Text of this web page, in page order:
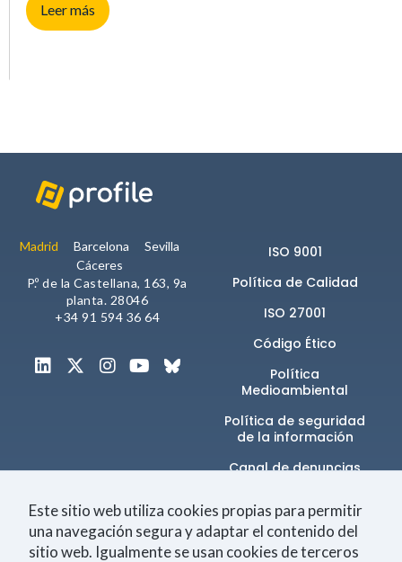
Leer más
Madrid Barcelona
Sevilla
Cáceres
P.º de la Castellana, 163, 9a
planta. 28046
+34 91 594 36 64
ISO 9001
Política de Calidad
ISO 27001
Código Ético
Política
Medioambiental
Política de seguridad
de la información​
Canal de denuncias
Únete a la comunidad
Este sitio web utiliza cookies propias para permitir
una navegación segura y adaptar el contenido del
sitio web. Igualmente se usan cookies de terceros
mejor posible
algunas
no se
la web.
Marketing
Al compartir tus
intereses y
comportamiento
nuestra web,
ver contenido y
ofertas
personalizados.